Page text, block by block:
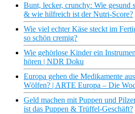
Bunt, lecker, crunchy: Wie gesund
& wie hilfreich ist der Nutri-Score?
Wie viel echter Käse steckt im
so schön cremig?
Wie gehörlose Kinder ein
hören | NDR Doku
Europa gehen die Medikamente
Wölfen? | ARTE Europa – Die
Geld machen mit Puppen und
ist das Puppen & Trüffel-Geschäft?